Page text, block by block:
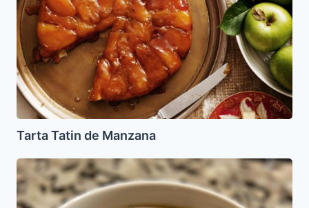
Tarta Tatin de Manzana
Crema
de
Champiñones